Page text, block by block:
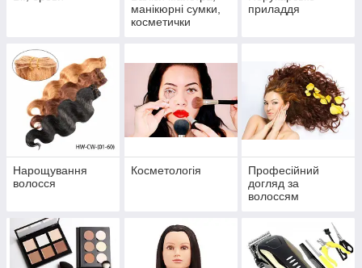
манікюрні сумки,
косметички
приладдя
Нарощування
волосся
Косметологія
Професійний
догляд за
волоссям